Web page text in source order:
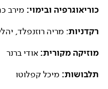
כוריאוגרפיה ובימוי: מירב
רקדניות: מריה רוזנפלד,
מוזיקה מקורית: אודי ברנר
תלבושות: מיכל קפלוטו